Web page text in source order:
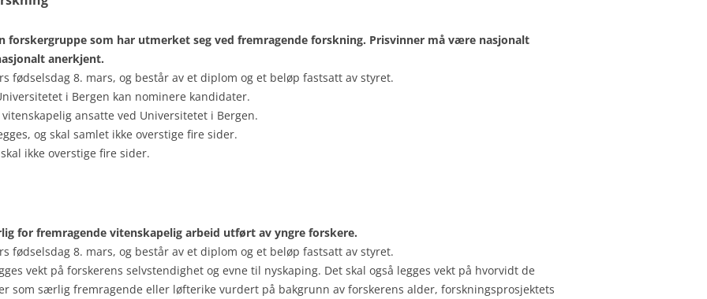
forskergruppe som har utmerket seg ved fremragende forskning. Prisvinner må være nasjonalt
anerkjent.
fødselsdag 8. mars, og består av et diplom og et beløp fastsatt av styret.
i Bergen kan nominere kandidater.
ansatte ved Universitetet i Bergen.
og skal samlet ikke overstige fire sider.
ikke overstige fire sider.
for fremragende vitenskapelig arbeid utført av yngre forskere.
fødselsdag 8. mars, og består av et diplom og et beløp fastsatt av styret.
vekt på forskerens selvstendighet og evne til nyskaping. Det skal også legges vekt på hvorvidt de
som særlig fremragende eller løfterike vurdert på bakgrunn av forskerens alder, forskningsprosjektets